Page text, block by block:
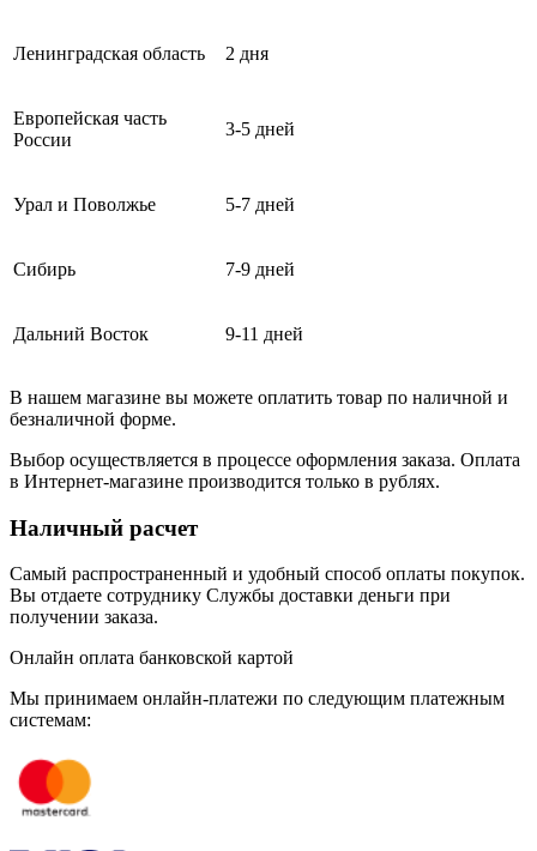
Ленинградская область 2 дня
Европейская часть
России
3-5 дней
Урал и Поволжье 5-7 дней
Сибирь 7-9 дней
Дальний Восток 9-11 дней
В нашем магазине вы можете оплатить товар по наличной и
безналичной форме.
Выбор осуществляется в процессе оформления заказа. Оплата
в Интернет-магазине производится только в рублях.
Наличный расчет
Самый распространенный и удобный способ оплаты покупок.
Вы отдаете сотруднику Службы доставки деньги при
получении заказа.
Онлайн оплата банковской картой
Мы принимаем онлайн-платежи по cледующим платежным
системам: